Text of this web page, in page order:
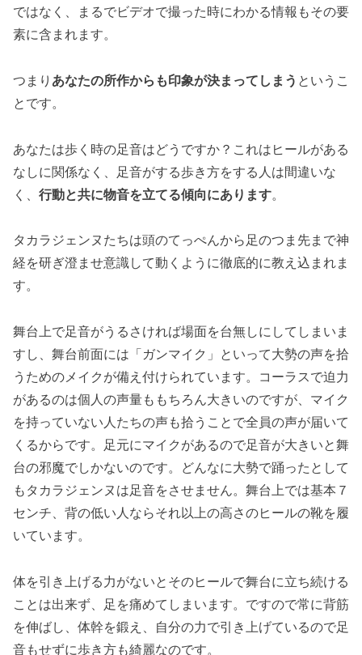
ではなく、まるでビデオで撮った時にわかる情報もその要
素に含まれます。
つまり あなたの所作からも印象が決まってしまう というこ
とです。
あなたは歩く時の足音はどうですか？これはヒールがある
なしに関係なく、足音がする歩き方をする人は間違いな
く、 行動と共に物音を立てる傾向にあります。
タカラジェンヌたちは頭のてっぺんから足のつま先まで神
経を研ぎ澄ませ意識して動くように徹底的に教え込まれま
す。
舞台上で足音がうるさければ場面を台無しにしてしまいま
すし、舞台前面には「ガンマイク」といって大勢の声を拾
うためのメイクが備え付けられています。コーラスで迫力
があるのは個人の声量ももちろん大きいのですが、マイク
を持っていない人たちの声も拾うことで全員の声が届いて
くるからです。足元にマイクがあるので足音が大きいと舞
台の邪魔でしかないのです。どんなに大勢で踊ったとして
もタカラジェンヌは足音をさせません。舞台上では基本７
センチ、背の低い人ならそれ以上の高さのヒールの靴を履
いています。
体を引き上げる力がないとそのヒールで舞台に立ち続ける
ことは出来ず、足を痛めてしまいます。ですので常に背筋
を伸ばし、体幹を鍛え、自分の力で引き上げているので足
音もせずに歩き方も綺麗なのです。